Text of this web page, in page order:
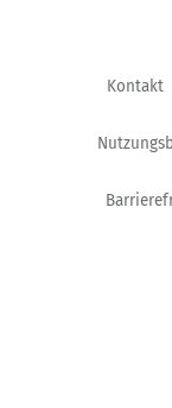
Kontakt